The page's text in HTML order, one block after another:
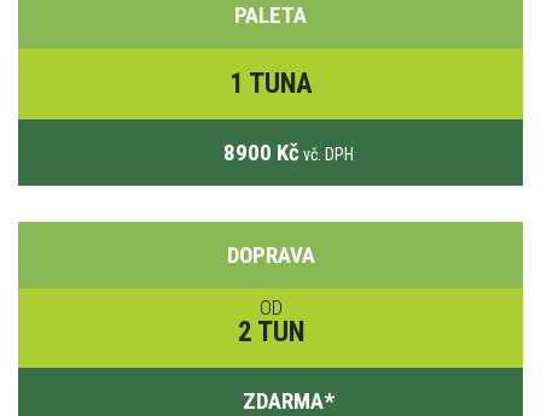
PALETA
1 TUNA
8900 Kč vč. DPH
DOPRAVA
OD
2 TUN
ZDARMA*